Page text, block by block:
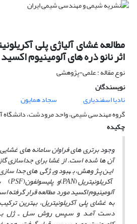
مطالعه غشای آلیاژی پلی
اثر نانو ذره های آلومینیوم
نوع مقاله : علمی-پژوهشی
نویسندگان
نادیا اسفندیاری
سجاد همایون
گروه مهندسی شیمی، واحد مرودشت، دانشگاه
چکیده
وجود برتری­ های فراوان سامانه ­های
آن ­ها شده است. از غشا برای جداسازی
آکریلونیتریل(
PAN
)و پلی­سولفون(
PSF
)
آلومینیوم اکسید مورد مطالعه قرار گرفته
به غشای پلی ­آکریلونیتریل، بهترین
دسـت آمـد و سـپس روش سـل ـ ژل